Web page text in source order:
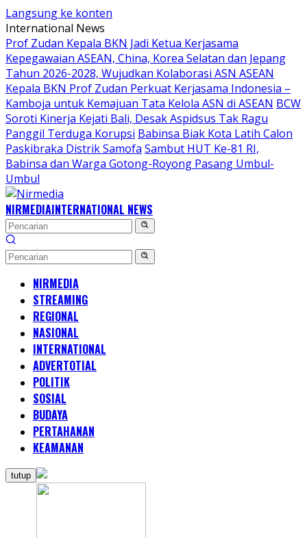
Langsung ke konten
International News
Prof Zudan Kepala BKN Jadi Ketua Kerjasama
Kepegawaian ASEAN, China, Korea Selatan dan Jepang
Tahun 2026-2028, Wujudkan Kolaborasi ASN ASEAN
Kepala BKN Prof Zudan Perkuat Kerjasama Indonesia –
Kamboja untuk Kemajuan Tata Kelola ASN di ASEAN BCW
Soroti Kinerja Kejati Bali, Desak Aspidsus Tak Ragu
Panggil Terduga Korupsi Babinsa Biak Kota Latih Calon
Paskibraka Distrik Samofa Sambut HUT Ke-81 RI,
Babinsa dan Warga Gotong-Royong Pasang Umbul-
Umbul
NIRMEDIAINTERNATIONAL NEWS
NIRMEDIA
STREAMING
REGIONAL
NASIONAL
INTERNATIONAL
ADVERTOTIAL
POLITIK
SOSIAL
BUDAYA
PERTAHANAN
KEAMANAN
tutup